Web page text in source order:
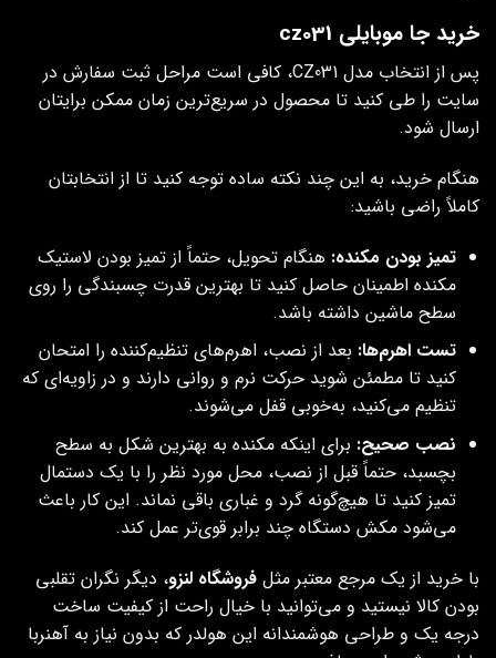
خرید جا موبایلی cz031
پس از انتخاب مدل CZ031، کافی است مراحل ثبت سفارش در
سایت را طی کنید تا محصول در سریع‌ترین زمان ممکن برایتان
ارسال شود.
هنگام خرید، به این چند نکته ساده توجه کنید تا از انتخابتان
کاملاً راضی باشید:
تمیز بودن مکنده: هنگام تحویل، حتماً از تمیز بودن لاستیک
مکنده اطمینان حاصل کنید تا بهترین قدرت چسبندگی را روی
سطح ماشین داشته باشد.
تست اهرم‌ها: بعد از نصب، اهرم‌های تنظیم‌کننده را امتحان
کنید تا مطمئن شوید حرکت نرم و روانی دارند و در زاویه‌ای که
تنظیم می‌کنید، به‌خوبی قفل می‌شوند.
نصب صحیح: برای اینکه مکنده به بهترین شکل به سطح
بچسبد، حتماً قبل از نصب، محل مورد نظر را با یک دستمال
تمیز کنید تا هیچ‌گونه گرد و غباری باقی نماند. این کار باعث
می‌شود مکش دستگاه چند برابر قوی‌تر عمل کند.
با خرید از یک مرجع معتبر مثل فروشگاه لنزو، دیگر نگران تقلبی
بودن کالا نیستید و می‌توانید با خیال راحت از کیفیت ساخت
درجه یک و طراحی هوشمندانه این هولدر که بدون نیاز به آهنربا